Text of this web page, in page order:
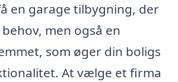
en garage tilbygning, der
men også en
som øger din boligs
At vælge et firma